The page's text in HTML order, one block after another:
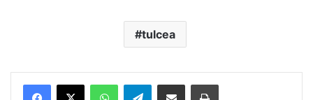
tulcea
Telegram